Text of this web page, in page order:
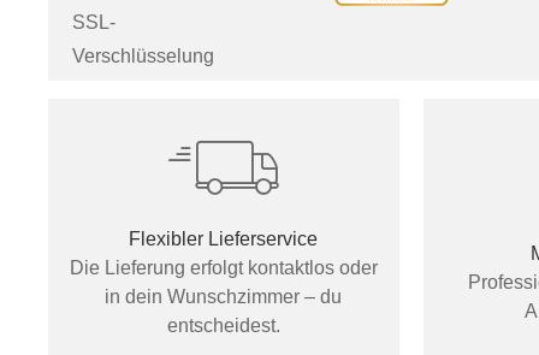
SSL-
Verschlüsselung
Flexibler Lieferservice
Die Lieferung erfolgt kontaktlos oder
in dein Wunschzimmer – du
entscheidest.